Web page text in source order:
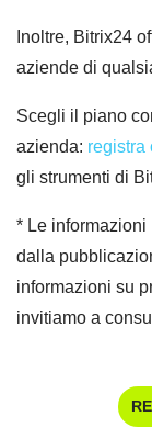
Inoltre, Bitrix24
aziende di
Scegli il piano
azienda: registra
gli strumenti di
* Le
dalla
informazioni su
invitiamo a